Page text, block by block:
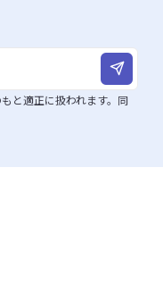
もと適正に扱われます。同